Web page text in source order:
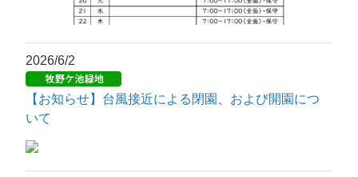
2026/6/2
【お知らせ】台風接近による閉園、および開園につ
いて